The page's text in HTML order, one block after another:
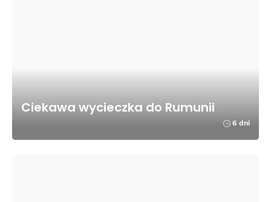
Ciekawa wycieczka do Rumunii
6 dni